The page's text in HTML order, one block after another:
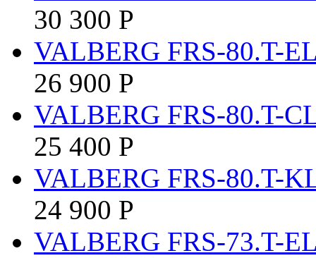
30 300 Р
VALBERG FRS-80.T-
26 900 Р
VALBERG FRS-80.T-
25 400 Р
VALBERG FRS-80.T-
24 900 Р
VALBERG FRS-73.T-